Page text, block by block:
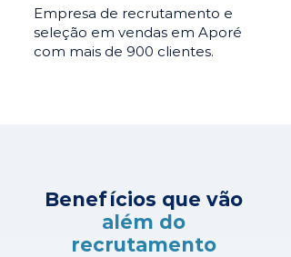
Empresa de recrutamento e
seleção em vendas em Aporé
com mais de 900 clientes.
Benefícios que vão
além do
recrutamento